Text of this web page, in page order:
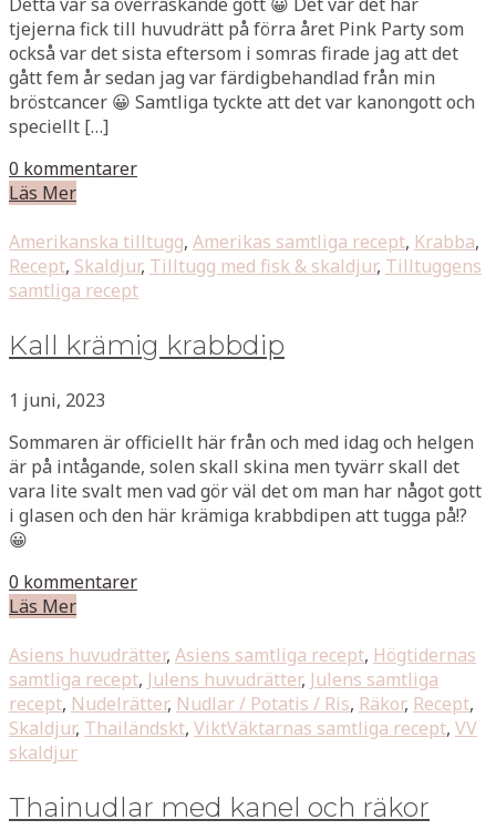
tjejerna fick till huvudrätt på förra året Pink Party som
också var det sista eftersom i somras firade jag att det
gått fem år sedan jag var färdigbehandlad från min
bröstcancer 😀 Samtliga tyckte att det var kanongott och
speciellt […]
0 kommentarer
Läs Mer
Amerikanska tilltugg, Amerikas samtliga recept, Krabba,
Recept, Skaldjur, Tilltugg med fisk & skaldjur, Tilltuggens
samtliga recept
Kall krämig krabbdip
1 juni, 2023
Sommaren är officiellt här från och med idag och helgen
är på intågande, solen skall skina men tyvärr skall det
vara lite svalt men vad gör väl det om man har något gott
i glasen och den här krämiga krabbdipen att tugga på!?
😀
0 kommentarer
Läs Mer
Asiens huvudrätter, Asiens samtliga recept, Högtidernas
samtliga recept, Julens huvudrätter, Julens samtliga
recept, Nudelrätter, Nudlar / Potatis / Ris, Räkor, Recept,
Skaldjur, Thailändskt, ViktVäktarnas samtliga recept, VV
skaldjur
Thainudlar med kanel och räkor